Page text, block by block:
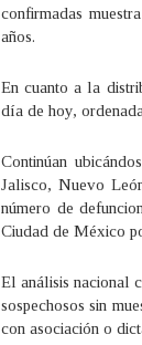
confirmadas
años.
En cuanto a la
día de hoy,
Continúan
Jalisco, Nuevo
número de
Ciudad de México
El análisis nacional
sospechosos sin
con asociación o